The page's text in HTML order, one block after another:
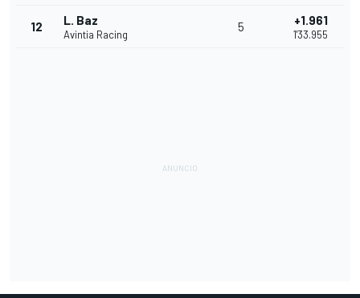
12 L. Baz
Avintia Racing
5 +1.961
1'33.955